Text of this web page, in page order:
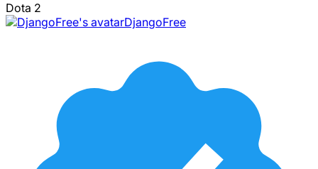
Dota 2
DjangoFree